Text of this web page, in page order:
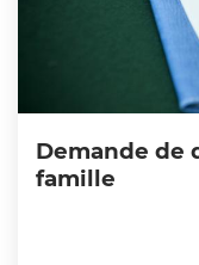
Demande de
famille